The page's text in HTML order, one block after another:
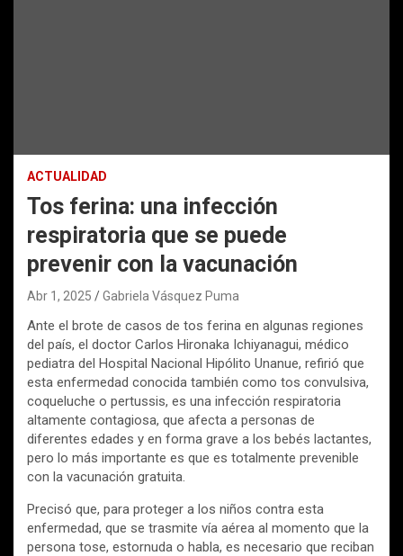
ACTUALIDAD
Tos ferina: una infección
respiratoria que se puede
prevenir con la vacunación
Abr 1, 2025 Gabriela Vásquez Puma
Ante el brote de casos de tos ferina en algunas regiones
del país, el doctor Carlos Hironaka Ichiyanagui, médico
pediatra del Hospital Nacional Hipólito Unanue, refirió que
esta enfermedad conocida también como tos convulsiva,
coqueluche o pertussis, es una infección respiratoria
altamente contagiosa, que afecta a personas de
diferentes edades y en forma grave a los bebés lactantes,
pero lo más importante es que es totalmente prevenible
con la vacunación gratuita.
Precisó que, para proteger a los niños contra esta
enfermedad, que se trasmite vía aérea al momento que la
persona tose, estornuda o habla, es necesario que reciban